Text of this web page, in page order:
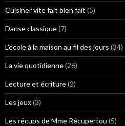
:Cuisiner vite fait bien fait (5)
Danse classique(7)
L'école à la maison au fil des jours (34)
La vie quotidienne(26)
Lecture et écriture(2)
Les jeux(3)
Les récups de Mme Récupertou (5)